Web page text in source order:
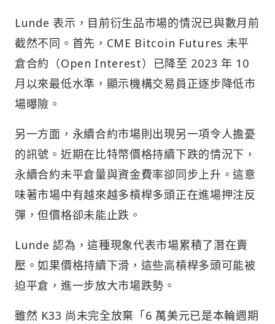
Lunde 表示，目前衍生品市場的情況已與數月前
截然不同。首先，CME Bitcoin Futures 未平
倉合約（Open Interest）已降至 2023 年 10
月以來最低水準，顯示機構交易員正逐步降低市
場曝險。
另一方面，永續合約市場則出現另一項令人擔憂
的訊號。近期在比特幣價格持續下跌的情況下，
永續合約未平倉量與資金費率卻同步上升。這意
味著市場中有越來越多槓桿多頭正在進場押注反
彈，但價格卻未能止跌。
Lunde 認為，這種現象代表市場累積了潛在賣
壓。如果價格持續下滑，這些高槓桿多頭可能被
迫平倉，進一步放大市場跌勢。
雖然 K33 尚未完全放棄「6 萬美元已是本輪週期